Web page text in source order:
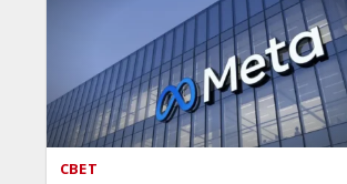
СВЕТ